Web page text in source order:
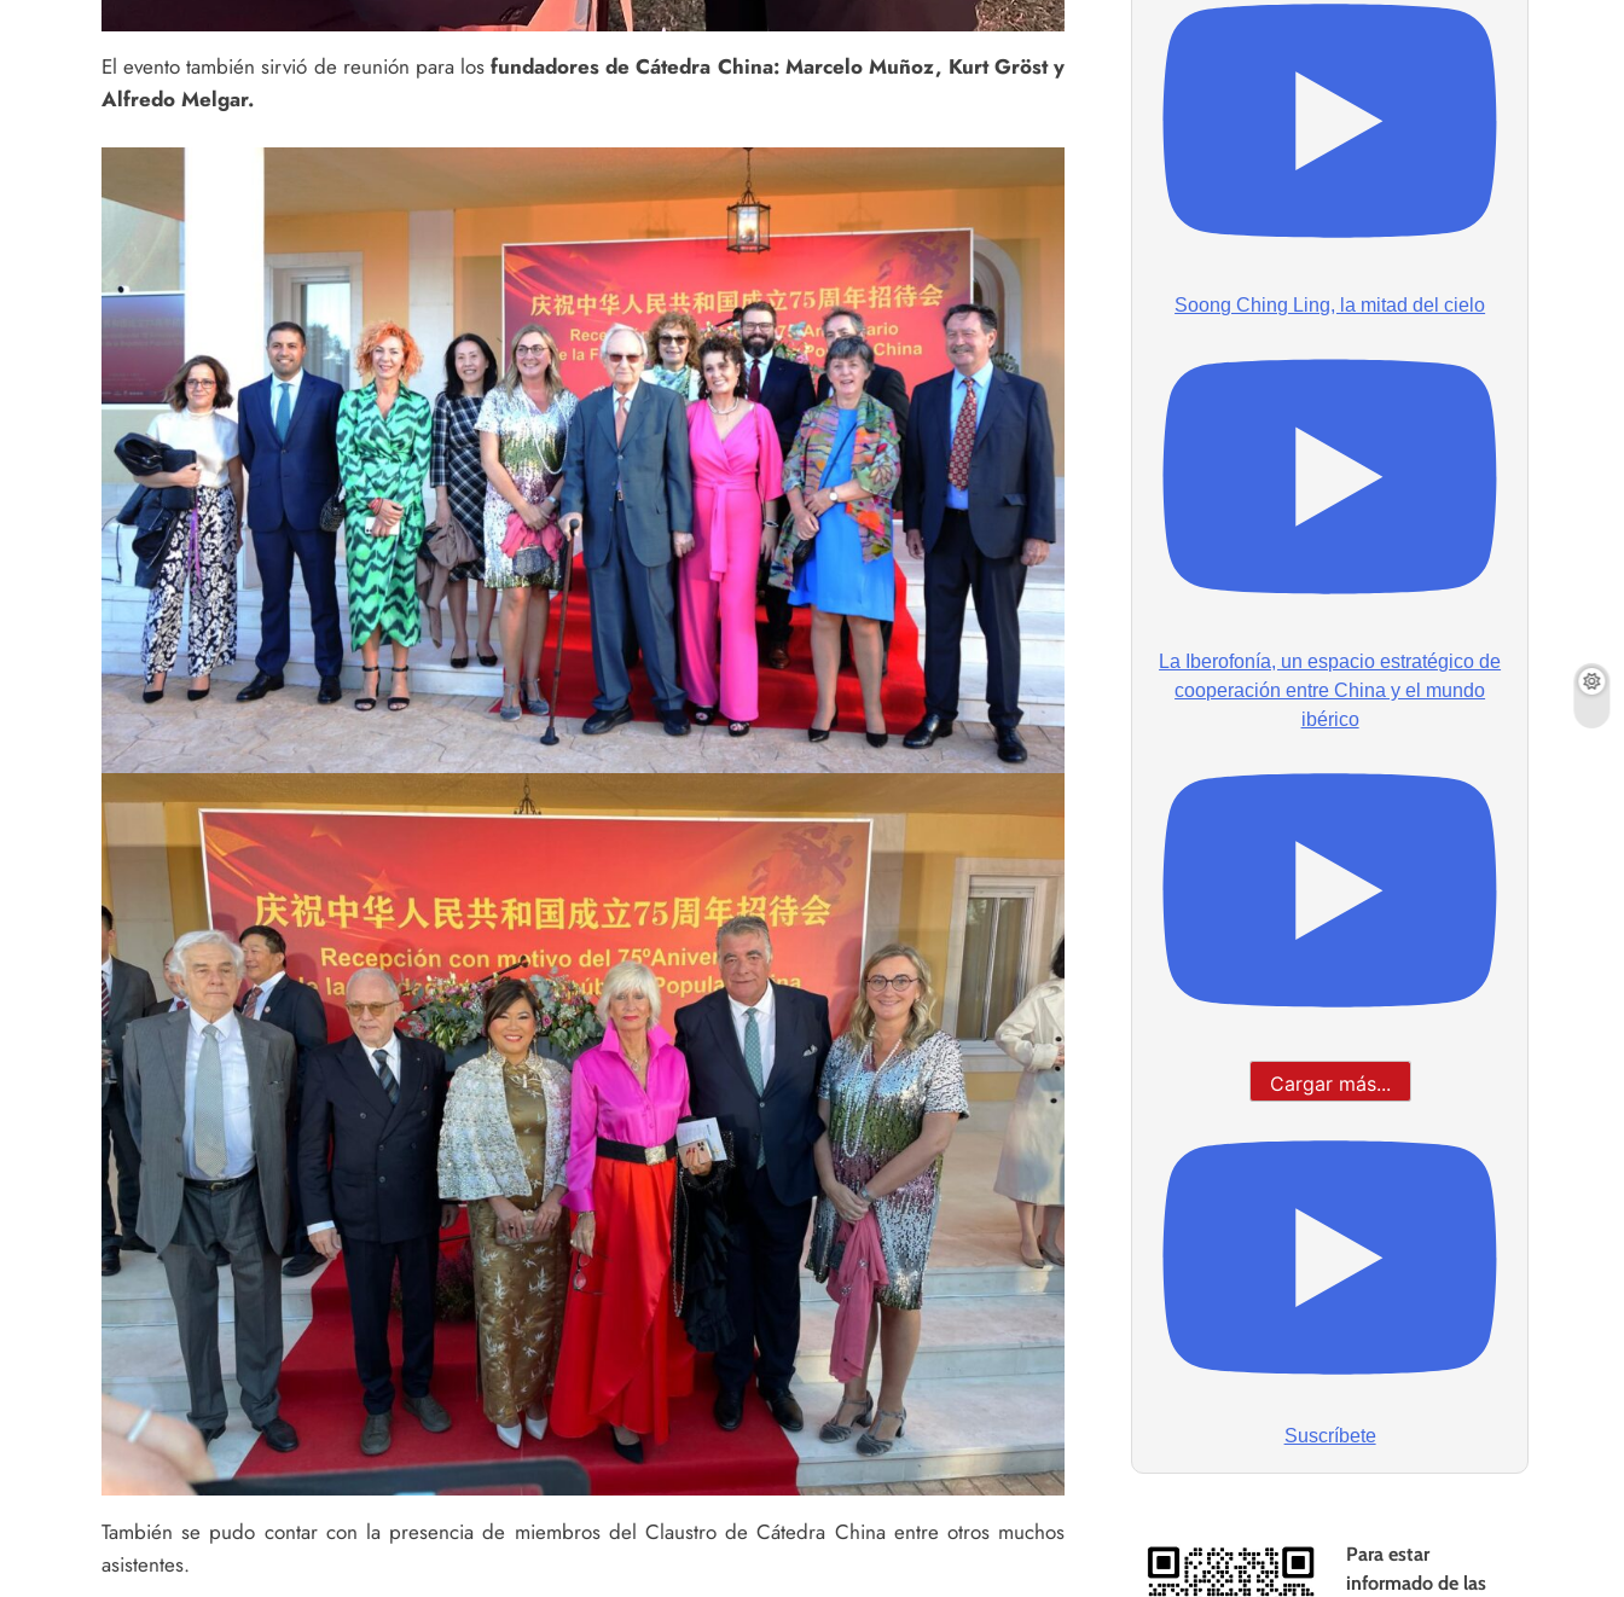
El evento también sirvió de reunión para losfundadores de Cátedra China: Marcelo Muñoz, Kurt Gröst y
Alfredo Melgar.
También se pudo contar con la presencia de miembros del Claustro de Cátedra China entre otros muchos
asistentes.
Soong Ching Ling, la mitad del cielo
La Iberofonía, un espacio estratégico de
cooperación entre China y el mundo
ibérico
Cargar más...
Suscríbete
Para estar
informado de las